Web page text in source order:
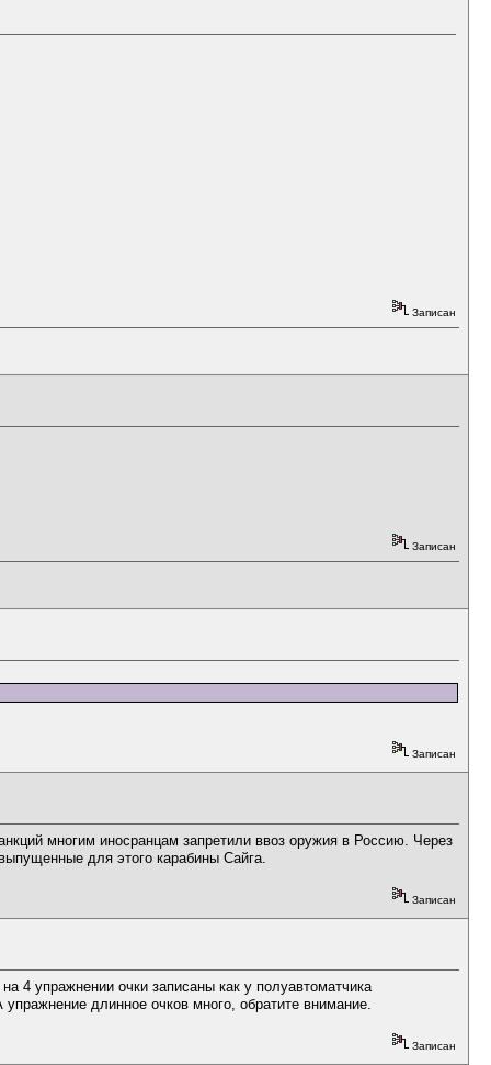
Записан
Записан
Записан
многим иносранцам запретили ввоз оружия в Россию. Через
для этого карабины Сайга.
Записан
4 упражнении очки записаны как у полуавтоматчика
длинное очков много, обратите внимание.
Записан